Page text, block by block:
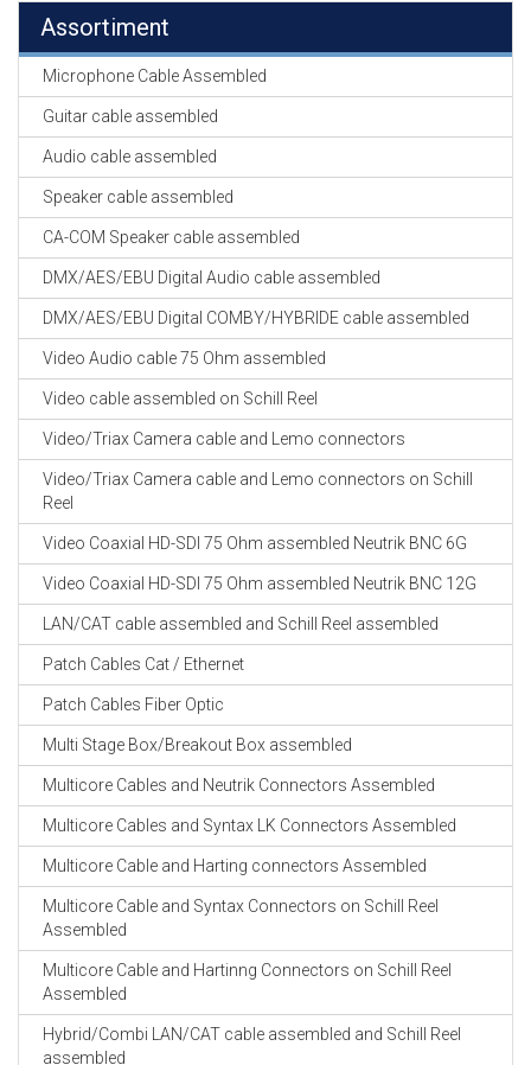
Assortiment
Microphone Cable Assembled
Guitar cable assembled
Audio cable assembled
Speaker cable assembled
CA-COM Speaker cable assembled
DMX/AES/EBU Digital Audio cable assembled
DMX/AES/EBU Digital COMBY/HYBRIDE cable assembled
Video Audio cable 75 Ohm assembled
Video cable assembled on Schill Reel
Video/Triax Camera cable and Lemo connectors
Video/Triax Camera cable and Lemo connectors on Schill
Reel
Video Coaxial HD-SDI 75 Ohm assembled Neutrik BNC 6G
Video Coaxial HD-SDI 75 Ohm assembled Neutrik BNC 12G
LAN/CAT cable assembled and Schill Reel assembled
Patch Cables Cat / Ethernet
Patch Cables Fiber Optic
Multi Stage Box/Breakout Box assembled
Multicore Cables and Neutrik Connectors Assembled
Multicore Cables and Syntax LK Connectors Assembled
Multicore Cable and Harting connectors Assembled
Multicore Cable and Syntax Connectors on Schill Reel
Assembled
Multicore Cable and Hartinng Connectors on Schill Reel
Assembled
Hybrid/Combi LAN/CAT cable assembled and Schill Reel
assembled